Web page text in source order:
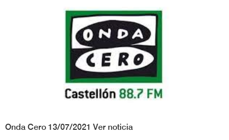
Onda Cero 13/07/2021 Ver noticia